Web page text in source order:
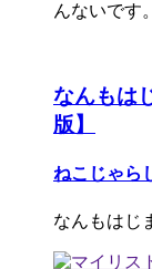
んないです。
なんもは
版】
ねこじゃら
なんもはじ